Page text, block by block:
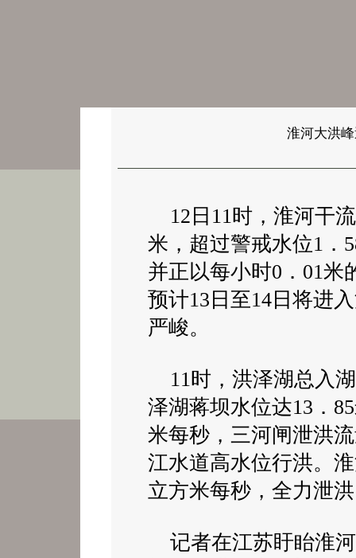
淮河大洪
12日11时，淮河干
米，超过警戒水位1．
并正以每小时0．01米
预计13日至14日将进
严峻。
11时，洪泽湖总入
泽湖蒋坝水位达13．
米每秒，三河闸泄洪
江水道高水位行洪。
立方米每秒，全力泄
记者在江苏盱眙淮